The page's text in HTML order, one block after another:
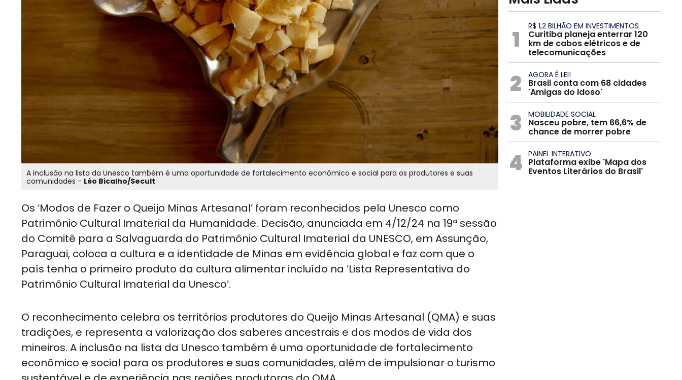
A inclusão na lista da Unesco também é uma oportunidade de fortalecimento econômico e social para os produtores e suas
comunidades - Léo Bicalho/Secult
Os ‘Modos de Fazer o Queijo Minas Artesanal’ foram reconhecidos pela Unesco como
Patrimônio Cultural Imaterial da Humanidade. Decisão, anunciada em 4/12/24 na 19ª sessão
do Comitê para a Salvaguarda do Patrimônio Cultural Imaterial da UNESCO, em Assunção,
Paraguai, coloca a cultura e a identidade de Minas em evidência global e faz com que o
país tenha o primeiro produto da cultura alimentar incluído na ‘Lista Representativa do
Patrimônio Cultural Imaterial da Unesco’.
O reconhecimento celebra os territórios produtores do Queijo Minas Artesanal (QMA) e suas
tradições, e representa a valorização dos saberes ancestrais e dos modos de vida dos
mineiros. A inclusão na lista da Unesco também é uma oportunidade de fortalecimento
econômico e social para os produtores e suas comunidades, além de impulsionar o turismo
1 R$ 1,2 BILHÃO EM INVESTIMENTOS
Curitiba planeja enterrar 120
km de cabos elétricos e de
telecomunicações
2 AGORA É LEI!
Brasil conta com 68 cidades
'Amigas do Idoso'
3 MOBILIDADE SOCIAL
Nasceu pobre, tem 66,6% de
chance de morrer pobre
4 PAINEL INTERATIVO
Plataforma exibe 'Mapa dos
Eventos Literários do Brasil'